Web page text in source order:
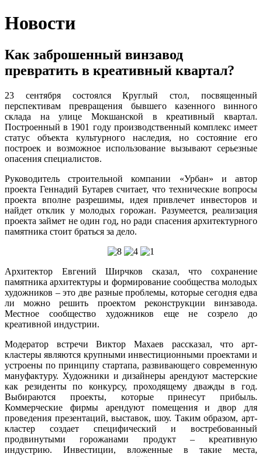
Новости
Как заброшенный винзавод
превратить в креативный квартал?
23 сентября состоялся Круглый стол, посвященный
перспективам превращения бывшего казенного винного
склада на улице Мокшанской в креативный квартал.
Построенный в 1901 году производственный комплекс имеет
статус объекта культурного наследия, но состояние его
построек и возможное использование вызывают серьезные
опасения специалистов.
Руководитель строительной компании «Урбан» и автор
проекта Геннадий Бутарев считает, что технические вопросы
проекта вполне разрешимы, идея привлечет инвесторов и
найдет отклик у молодых горожан. Разумеется, реализация
проекта займет не один год, но ради спасения архитектурного
памятника стоит браться за дело.
Архитектор Евгений Ширчков сказал, что сохранение
памятника архитектуры и формирование сообщества молодых
художников – это две разные проблемы, которые сегодня едва
ли можно решить проектом реконструкции винзавода.
Местное сообщество художников еще не созрело до
креативной индустрии.
Модератор встречи Виктор Махаев рассказал, что арт-
кластеры являются крупными инвестиционными проектами и
устроены по принципу стартапа, развивающего современную
мануфактуру. Художники и дизайнеры арендуют мастерские
как резиденты по конкурсу, проходящему дважды в год.
Выбираются проекты, которые принесут прибыль.
Коммерческие фирмы арендуют помещения и двор для
проведения презентаций, выставок, шоу. Таким образом, арт-
кластер создает специфический и востребованный
продвинутыми горожанами продукт – креативную
индустрию. Инвестиции, вложенные в такие места,